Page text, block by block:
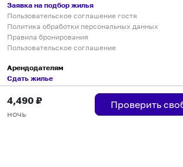
4,490 ₽
ночь
Проверить
Заявка на подбор жилья
Пользовательское соглашение гостя
Политика обработки персональных данных
Правила бронирования
Пользовательское соглашение
Арендодателям
Сдать жилье
Пользовательское соглашение
Правила публикации объявлений